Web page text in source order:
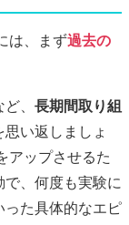
は、まず過去の
、 長期間取り組
思い返しましょ
アップさせるた
、何度も実験に
った具体的なエピ